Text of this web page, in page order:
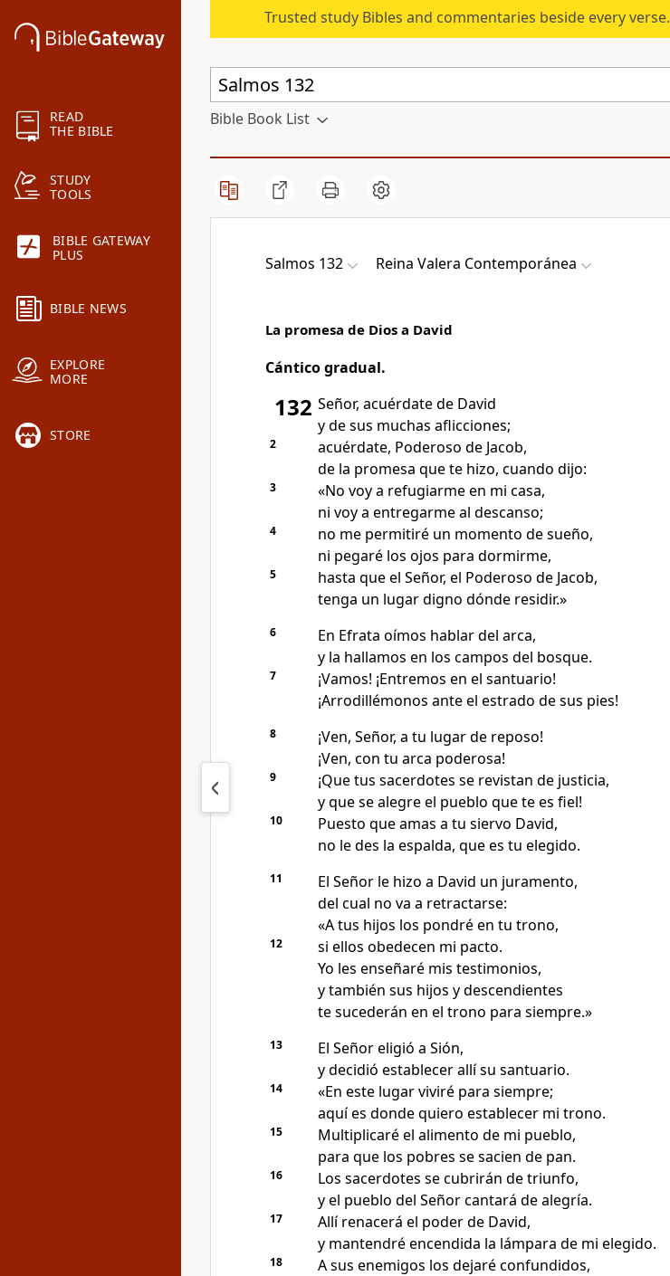
READ
THE BIBLE
STUDY
TOOLS
BIBLE GATEWAY
PLUS
BIBLE NEWS
EXPLORE
MORE
STORE
Trusted study Bibles and commentaries beside every verse.
Bible Book List
Salmos 132 Reina Valera Contemporánea
La promesa de Dios a David
Cántico gradual.
132 Señor, acuérdate de David
y de sus muchas aflicciones;
2
acuérdate, Poderoso de Jacob,
de la promesa que te hizo, cuando dijo:
3
«No voy a refugiarme en mi casa,
ni voy a entregarme al descanso;
4
no me permitiré un momento de sueño,
ni pegaré los ojos para dormirme,
5
hasta que el Señor, el Poderoso de Jacob,
tenga un lugar digno dónde residir.»
6
En Efrata oímos hablar del arca,
y la hallamos en los campos del bosque.
7
¡Vamos! ¡Entremos en el santuario!
¡Arrodillémonos ante el estrado de sus pies!
8
¡Ven, Señor, a tu lugar de reposo!
¡Ven, con tu arca poderosa!
9
¡Que tus sacerdotes se revistan de justicia,
y que se alegre el pueblo que te es fiel!
10
Puesto que amas a tu siervo David,
no le des la espalda, que es tu elegido.
11
El Señor le hizo a David un juramento,
del cual no va a retractarse:
«A tus hijos los pondré en tu trono,
12
si ellos obedecen mi pacto.
Yo les enseñaré mis testimonios,
y también sus hijos y descendientes
te sucederán en el trono para siempre.»
13
El Señor eligió a Sión,
y decidió establecer allí su santuario.
14
«En este lugar viviré para siempre;
aquí es donde quiero establecer mi trono.
15
Multiplicaré el alimento de mi pueblo,
para que los pobres se sacien de pan.
16
Los sacerdotes se cubrirán de triunfo,
y el pueblo del Señor cantará de alegría.
17
Allí renacerá el poder de David,
y mantendré encendida la lámpara de mi elegido.
18
A sus enemigos los dejaré confundidos,